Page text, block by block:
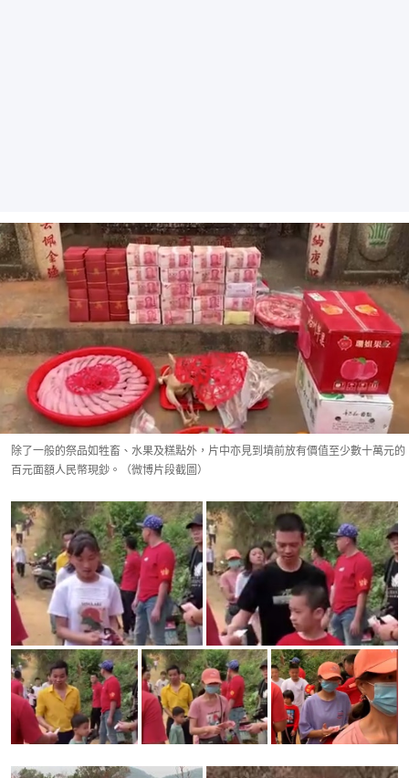
除了一般的祭品如牲畜、水果及糕點外，片中亦見到墳前放有價值至少數十萬元的
百元面額人民幣現鈔。（微博片段截圖）